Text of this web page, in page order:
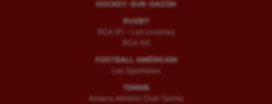
HOCKEY-SUR-GAZON
RUGBY
RCA (F) – Les Licornes
RCA (H)
FOOTBALL AMÉRICAIN
Les Spartiates
TENNIS
Amiens Athletic Club Tennis